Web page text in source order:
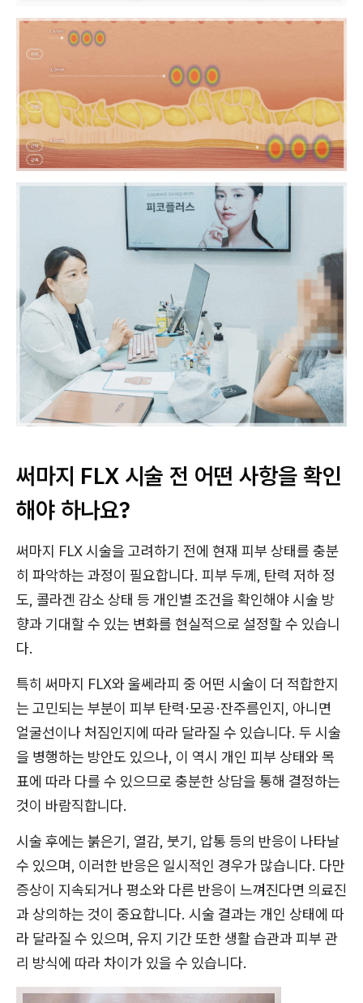
써마지 FLX 시술 전 어떤 사항을 확인
해야 하나요?
써마지 FLX 시술을 고려하기 전에 현재 피부 상태를 충분
히 파악하는 과정이 필요합니다. 피부 두께, 탄력 저하 정
도, 콜라겐 감소 상태 등 개인별 조건을 확인해야 시술 방
향과 기대할 수 있는 변화를 현실적으로 설정할 수 있습니
다.
특히 써마지 FLX와 울쎄라피 중 어떤 시술이 더 적합한지
는 고민되는 부분이 피부 탄력·모공·잔주름인지, 아니면
얼굴선이나 처짐인지에 따라 달라질 수 있습니다. 두 시술
을 병행하는 방안도 있으나, 이 역시 개인 피부 상태와 목
표에 따라 다를 수 있으므로 충분한 상담을 통해 결정하는
것이 바람직합니다.
시술 후에는 붉은기, 열감, 붓기, 압통 등의 반응이 나타날
수 있으며, 이러한 반응은 일시적인 경우가 많습니다. 다만
증상이 지속되거나 평소와 다른 반응이 느껴진다면 의료진
과 상의하는 것이 중요합니다. 시술 결과는 개인 상태에 따
라 달라질 수 있으며, 유지 기간 또한 생활 습관과 피부 관
리 방식에 따라 차이가 있을 수 있습니다.